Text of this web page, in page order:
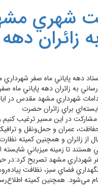
شهري
زائران دهه
دهه پاياني ماه صفر
به زائران دهه پاياني ماه صفر
شهرداري مشهد مقدس در
براي زائران حضرت
مشارکت در اين مسير ترغيب
عمران و حمل‌ونقل و
از زائران و همچنين کميته
تا زمينه ميزباني شايسته
شهرداري مشهد تصريح کرد:در
فضاي سبز، نظافت
خدمات به صورت 24 ساعته انجام مي‌شود. همچنين کميته